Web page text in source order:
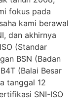
fokus pada
kami berawal
dan akhirnya
(Standar
BSN (Badan
(Balai Besar
tanggal 12
SNI-ISO